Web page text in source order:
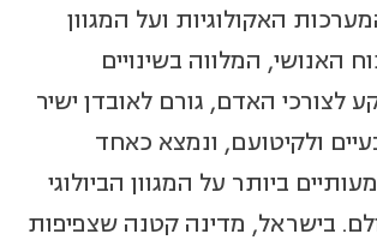
האקולוגיות ועל המגוון
האנושי, המלווה בשינויים
לצורכי האדם, גורם לאובדן ישיר
ולקיטועם, ונמצא כאחד
ביותר על המגוון הביולוגי
בישראל, מדינה קטנה שצפיפות